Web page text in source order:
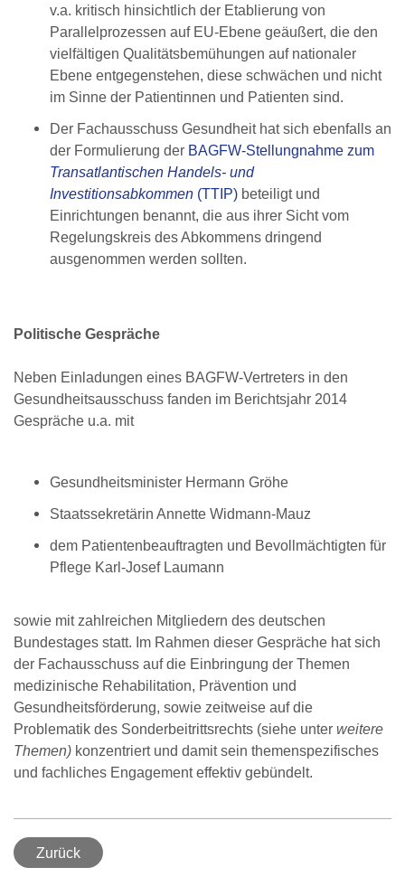
v.a. kritisch hinsichtlich der Etablierung von
Parallelprozessen auf EU-Ebene geäußert, die den
vielfältigen Qualitätsbemühungen auf nationaler
Ebene entgegenstehen, diese schwächen und nicht
im Sinne der Patientinnen und Patienten sind.
Der Fachausschuss Gesundheit hat sich ebenfalls an
der Formulierung der BAGFW-Stellungnahme zum
Transatlantischen Handels- und
Investitionsabkommen (TTIP) beteiligt und
Einrichtungen benannt, die aus ihrer Sicht vom
Regelungskreis des Abkommens dringend
ausgenommen werden sollten.
Politische Gespräche
Neben Einladungen eines BAGFW-Vertreters in den
Gesundheitsausschuss fanden im Berichtsjahr 2014
Gespräche u.a. mit
Gesundheitsminister Hermann Gröhe
Staatssekretärin Annette Widmann-Mauz
dem Patientenbeauftragten und Bevollmächtigten für
Pflege Karl-Josef Laumann
sowie mit zahlreichen Mitgliedern des deutschen
Bundestages statt. Im Rahmen dieser Gespräche hat sich
der Fachausschuss auf die Einbringung der Themen
medizinische Rehabilitation, Prävention und
Gesundheitsförderung, sowie zeitweise auf die
Problematik des Sonderbeitrittsrechts (siehe unter weitere
Themen) konzentriert und damit sein themenspezifisches
und fachliches Engagement effektiv gebündelt.
Zurück